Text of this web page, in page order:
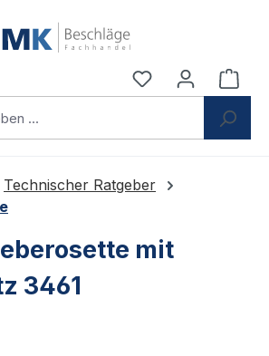
Du hast 0
Technischer Ratgeber
mit
3461